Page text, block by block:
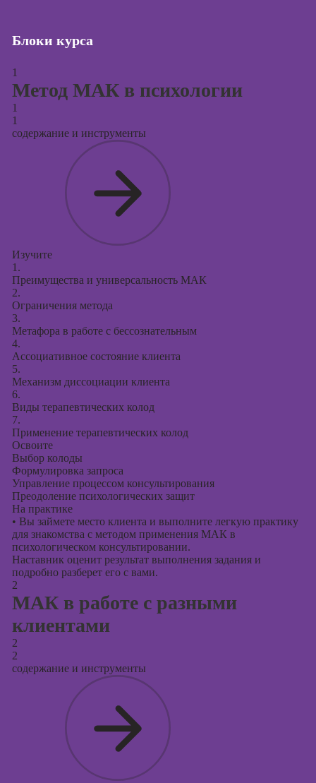
контекстной
Блоки курса
1
Метод МАК в психологии
1
1
содержание и инструменты
Изучите
1.
Преимущества и универсальность МАК
2.
Ограничения метода
3.
Метафора в работе с бессознательным
4.
Ассоциативное состояние клиента
5.
Механизм диссоциации клиента
6.
Виды терапевтических колод
7.
Применение терапевтических колод
Освоите
Выбор колоды
Формулировка запроса
Управление процессом консультирования
Преодоление психологических защит
На практике
• Вы займете место клиента и выполните легкую практику
для знакомства с методом применения МАК в
психологическом консультировании.
Наставник оценит результат выполнения задания и
подробно разберет его с вами.
2
МАК в работе с разными
клиентами
2
2
содержание и инструменты